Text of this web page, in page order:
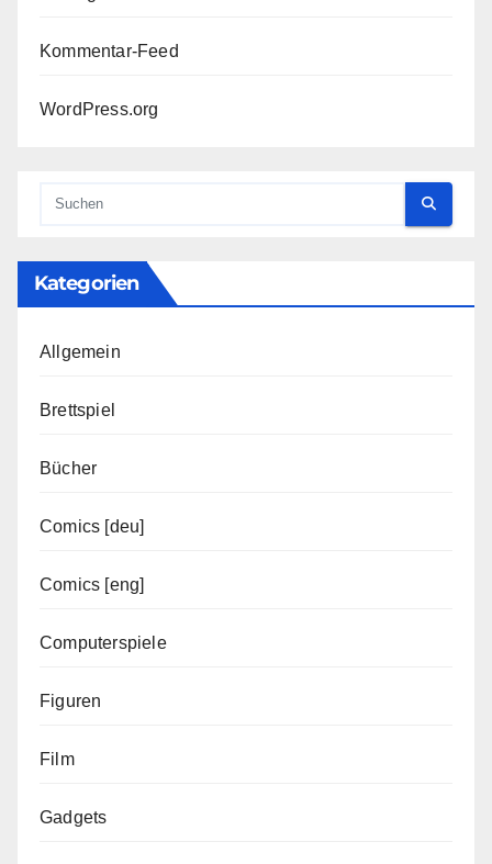
Kommentar-Feed
WordPress.org
Kategorien
Allgemein
Brettspiel
Bücher
Comics [deu]
Comics [eng]
Computerspiele
Figuren
Film
Gadgets